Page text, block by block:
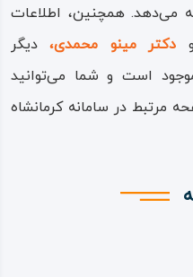
می‌دهد. همچنین، اطلاعات
دکتر مینو محمدی،دیگر
است و شما می‌توانید
مرتبط در سامانه کرمانشاه